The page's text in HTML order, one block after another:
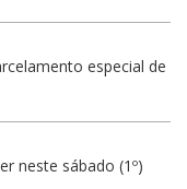
especial de
neste sábado (1º)